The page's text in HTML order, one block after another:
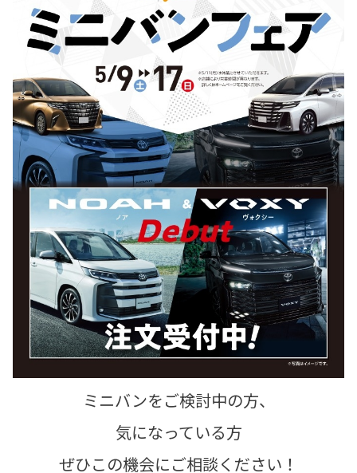
ミニバンをご検討中の方、
気になっている方
ぜひこの機会にご相談ください！